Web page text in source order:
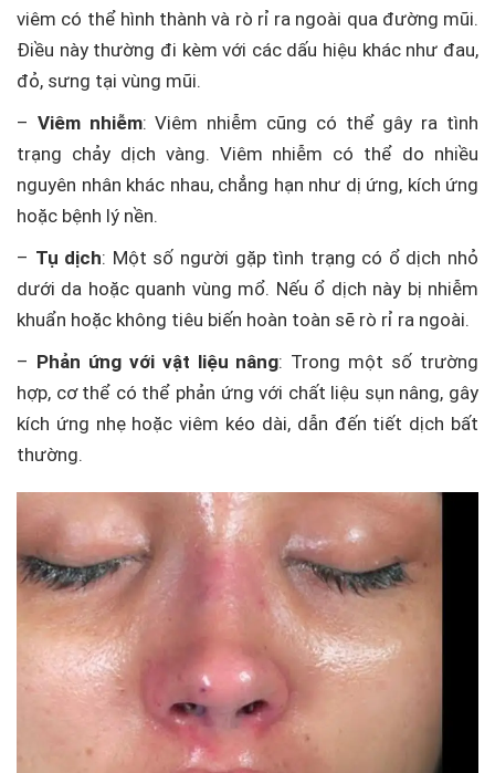
viêm có thể hình thành và rò rỉ ra ngoài qua đường mũi.
Điều này thường đi kèm với các dấu hiệu khác như đau,
đỏ, sưng tại vùng mũi.
– Viêm nhiễm: Viêm nhiễm cũng có thể gây ra tình
trạng chảy dịch vàng. Viêm nhiễm có thể do nhiều
nguyên nhân khác nhau, chẳng hạn như dị ứng, kích ứng
hoặc bệnh lý nền.
– Tụ dịch: Một số người gặp tình trạng có ổ dịch nhỏ
dưới da hoặc quanh vùng mổ. Nếu ổ dịch này bị nhiễm
khuẩn hoặc không tiêu biến hoàn toàn sẽ rò rỉ ra ngoài.
– Phản ứng với vật liệu nâng: Trong một số trường
hợp, cơ thể có thể phản ứng với chất liệu sụn nâng, gây
kích ứng nhẹ hoặc viêm kéo dài, dẫn đến tiết dịch bất
thường.